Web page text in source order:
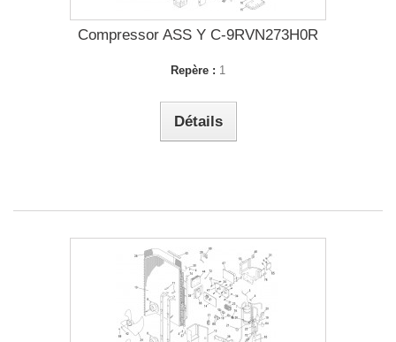
Compressor ASS Y C-9RVN273H0R
Repère : 1
Détails